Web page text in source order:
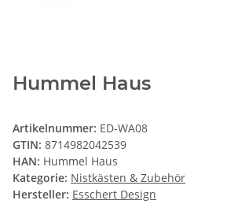
Hummel Haus
Artikelnummer: ED-WA08
GTIN: 8714982042539
HAN: Hummel Haus
Kategorie: Nistkästen & Zubehör
Hersteller: Esschert Design